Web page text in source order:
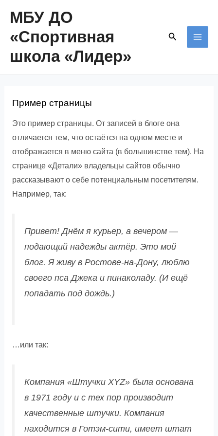
содержимому
МБУ ДО
«Спортивная
школа «Лидер»
Поиск
Пример страницы
Это пример страницы. От записей в блоге она
отличается тем, что остаётся на одном месте и
отображается в меню сайта (в большинстве тем). На
странице «Детали» владельцы сайтов обычно
рассказывают о себе потенциальным посетителям.
Например, так:
Привет! Днём я курьер, а вечером —
подающий надежды актёр. Это мой
блог. Я живу в Ростове-на-Дону, люблю
своего пса Джека и пинаколаду. (И ещё
попадать под дождь.)
…или так:
Компания «Штучки XYZ» была основана
в 1971 году и с тех пор производит
качественные штучки. Компания
находится в Готэм-сити, имеет штат